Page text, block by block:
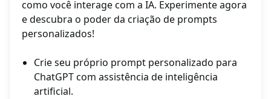
como você interage com a IA. Experimente agora
e descubra o poder da criação de prompts
personalizados!
Crie seu próprio prompt personalizado para
ChatGPT com assistência de inteligência
artificial.